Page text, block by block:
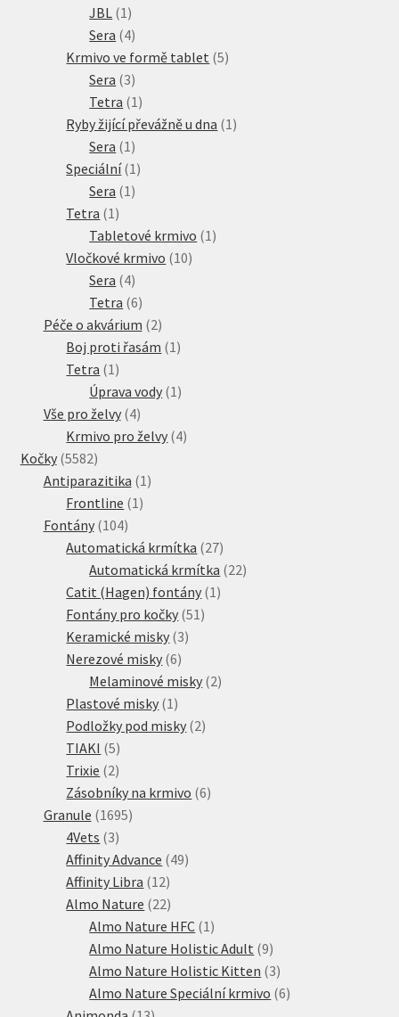
JBL 1 1
produkt
Sera 44
produkty
Krmivo ve formě tablet 55
Sera 33
produkty
Tetra 1 1
produkt
Ryby žijící převážně u dna 1 1
Sera 1 1
produkt
Speciální 1 1
Sera 1 1
Tetra 1 1
produkt
Tabletové krmivo 1 1
Vločkové krmivo 1010
Sera 44
produkty
Tetra 66
produktů
Péče o akvárium 22
produkty
Boj proti řasám 1 1
Tetra 1 1
produkt
Úprava vody 1 1
Vše pro želvy 44
produkty
Krmivo pro želvy 44
Kočky 55825582
produktů
Antiparazitika 1 1
Frontline 1 1
Fontány 104104
produktů
Automatická krmítka 2727
produktů
Automatická krmítka 2222
Catit (Hagen) fontány 1 1
Fontány pro kočky 51 51
Keramické misky 33
Nerezové misky 66
produktů
Melaminové misky 22
Plastové misky 1 1
produkt
Podložky pod misky 22
TIAKI 55
produktů
Trixie 22
produkty
Zásobníky na krmivo 66
Granule 16951695
4Vets 33
produkty
Affinity Advance 4949
Affinity Libra 1212
produktů
Almo Nature 2222
produktů
Almo Nature HFC 1 1
produkt
Almo Nature Holistic Adult 99
produktů
Almo Nature Holistic Kitten 33
produkty
Almo Nature Speciální krmivo 66